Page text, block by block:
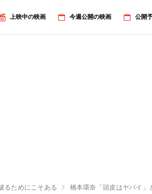
上映中の映画 今週公開の映画 公開
るためにこそある 橋本環奈「頭皮はヤバイ」